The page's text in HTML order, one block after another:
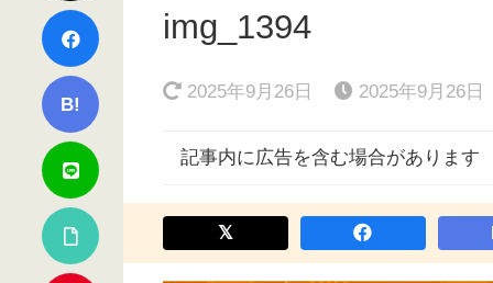
B!
img_1394
2025年9月26日 2025年9月26日
記事内に広告を含む場合があります